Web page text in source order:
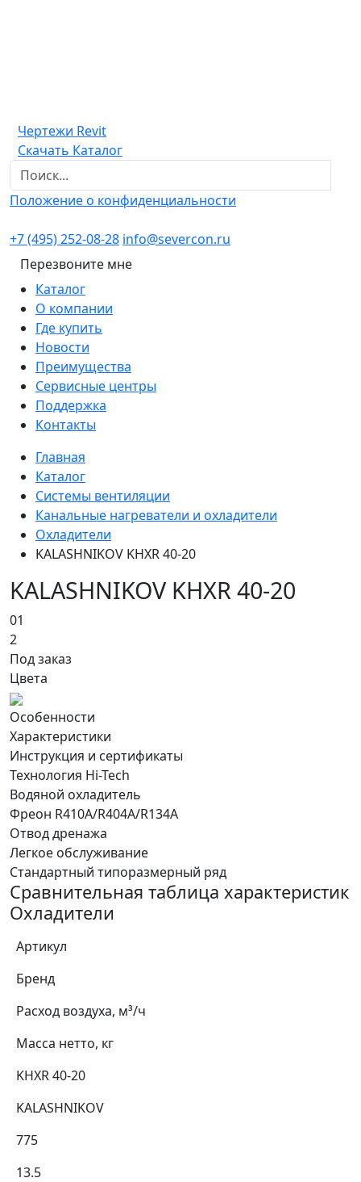
Чертежи Revit
Скачать Каталог
Положение о конфиденциальности
+7 (495) 252-08-28 info@severcon.ru
Перезвоните мне
Каталог
О компании
Где купить
Новости
Преимущества
Сервисные центры
Поддержка
Контакты
Главная
Каталог
Системы вентиляции
Канальные нагреватели и охладители
Охладители
KALASHNIKOV KHXR 40-20
KALASHNIKOV KHXR 40-20
01
2
Под заказ
Цвета
Особенности
Характеристики
Инструкция и сертификаты
Технология Hi-Tech
Водяной охладитель
Фреон R410A/R404A/R134A
Отвод дренажа
Легкое обслуживание
Стандартный типоразмерный ряд
Сравнительная таблица характеристик
Охладители
Артикул
Бренд
Расход воздуха, м³/ч
Масса нетто, кг
KHXR 40-20
KALASHNIKOV
775
13.5